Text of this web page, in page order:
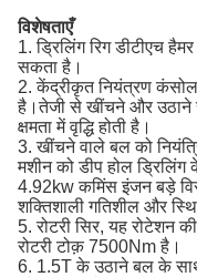
विशेषताएँ
1. ड्रिलिंग रिग डीटीएच
सकता है।
2. केंद्रीकृत नियंत्रण
है।तेजी से खींचने और उठाने
क्षमता में वृद्धि होती है।
3. खींचने वाले बल को
मशीन को डीप होल
4.92kw कमिंस इंजन बड़े
शक्तिशाली गतिशील और
5. रोटरी सिर, यह रोटेशन
रोटरी टोक़ 7500Nm है।
6. 1.5T के उठाने बल के